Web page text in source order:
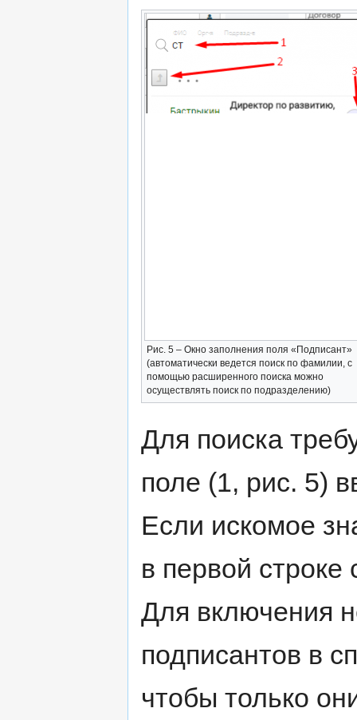
Рис. 5 – Окно заполнения поля «Подписант»
(автоматически ведется поиск по фамилии, с
помощью расширенного поиска можно
осуществлять поиск по подразделению)
Для поиска
поле (1, рис. 5)
Если искомое
в первой строке
Для включения
подписантов в
чтобы только